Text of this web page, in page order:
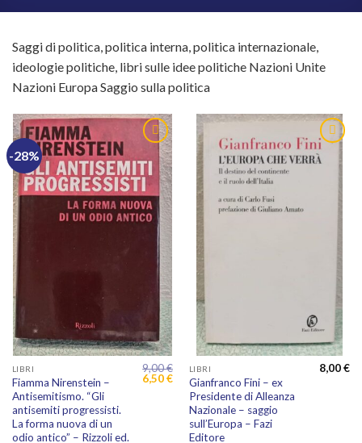
Saggi di politica, politica interna, politica internazionale,
ideologie politiche, libri sulle idee politiche Nazioni Unite
Nazioni Europa Saggio sulla politica
-28%
LIBRI
Fiamma Nirenstein –
Antisemitismo. “Gli
antisemiti progressisti.
La forma nuova di un
odio antico” – Rizzoli ed.
9,00€
Il
prezzo
6,50€Il
prezzo
attuale
6,50 €.
LIBRI
Gianfranco Fini – ex
Presidente di Alleanza
Nazionale – saggio
sull’Europa – Fazi
Editore
8,00€